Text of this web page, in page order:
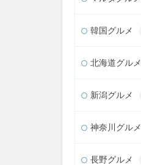
韓国グルメ
北海道グルメ
新潟グルメ
神奈川グルメ
長野グルメ